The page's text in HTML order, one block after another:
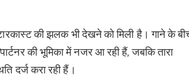
की झलक भी देखने को मिली है। गाने के
की भूमिका में नजर आ रही हैं, जबकि तारा
दर्ज करा रही हैं।